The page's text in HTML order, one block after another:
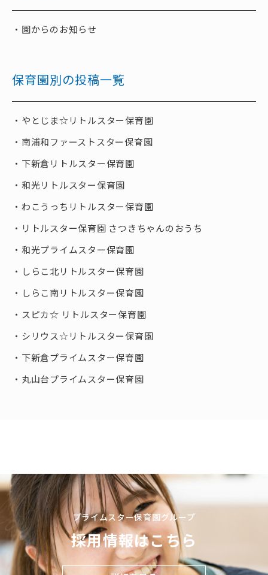
園からのお知らせ
保育園別の投稿一覧
やとじま☆リトルスター保育園
南浦和ファーストスター保育園
下新倉リトルスター保育園
和光リトルスター保育園
わこうっちリトルスター保育園
リトルスター保育園 さつきちゃんのおうち
和光プライムスター保育園
しらこ北リトルスター保育園
しらこ南リトルスター保育園
スピカ☆ リトルスター保育園
シリウス☆リトルスター保育園
下新倉プライムスター保育園
丸山台プライムスター保育園
プライムスター保育園グループ
採用情報はこちら